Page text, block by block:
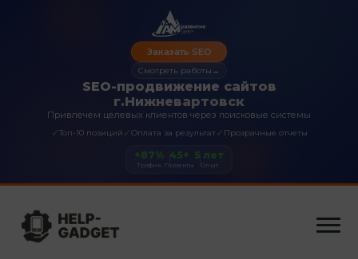
SEO-продвижение сайтов
г.Нижневартовск
Привлечем целевых клиентов через поисковые системы
✓Топ-10 позиций ✓Оплата за результат✓ Прозрачные отчеты
Заказать SEO
Смотреть работы →
+87%
Трафик
45+
Проекты
5 лет
Опыт